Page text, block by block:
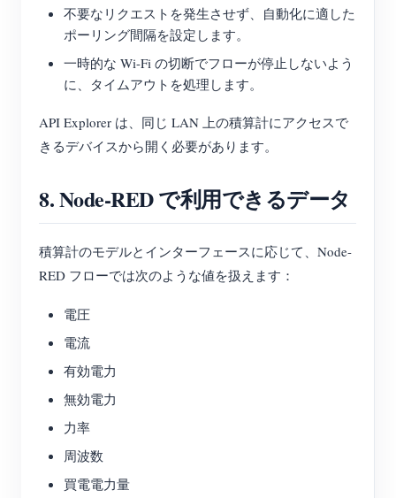
不要なリクエストを発生させず、自動化に適した
ポーリング間隔を設定します。
一時的な Wi-Fi の切断でフローが停止しないよう
に、タイムアウトを処理します。
API Explorer は、同じ LAN 上の積算計にアクセスで
きるデバイスから開く必要があります。
8. Node-RED で利用できるデータ
積算計のモデルとインターフェースに応じて、Node-
RED フローでは次のような値を扱えます：
電圧
電流
有効電力
無効電力
力率
周波数
買電電力量